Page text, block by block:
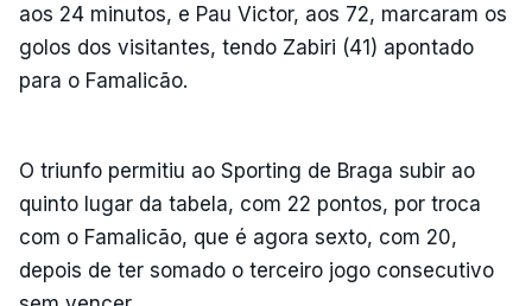
aos 24 minutos, e Pau Victor, aos 72, marcaram os
golos dos visitantes, tendo Zabiri (41) apontado
para o Famalicão.
O triunfo permitiu ao Sporting de Braga subir ao
quinto lugar da tabela, com 22 pontos, por troca
com o Famalicão, que é agora sexto, com 20,
depois de ter somado o terceiro jogo consecutivo